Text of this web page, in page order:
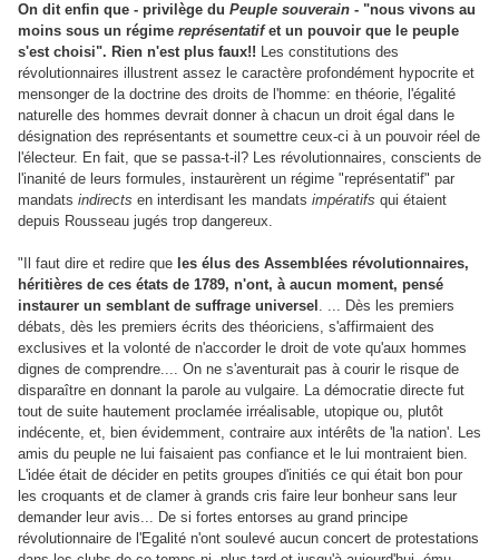
On dit enfin que - privilège du Peuple souverain - "nous vivons au
moins sous un régime représentatifet un pouvoir que le peuple
s'est choisi". Rien n'est plus faux!! Les constitutions des
révolutionnaires illustrent assez le caractère profondément hypocrite et
mensonger de la doctrine des droits de l'homme: en théorie, l'égalité
naturelle des hommes devrait donner à chacun un droit égal dans le
désignation des représentants et soumettre ceux-ci à un pouvoir réel de
l'électeur. En fait, que se passa-t-il? Les révolutionnaires, conscients de
l'inanité de leurs formules, instaurèrent un régime "représentatif" par
mandats indirects en interdisant les mandats impératifs qui étaient
depuis Rousseau jugés trop dangereux.
"Il faut dire et redire que les élus des Assemblées révolutionnaires,
héritières de ces états de 1789, n'ont, à aucun moment, pensé
instaurer un semblant de suffrage universel . ... Dès les premiers
débats, dès les premiers écrits des théoriciens, s'affirmaient des
exclusives et la volonté de n'accorder le droit de vote qu'aux hommes
dignes de comprendre.... On ne s'aventurait pas à courir le risque de
disparaître en donnant la parole au vulgaire. La démocratie directe fut
tout de suite hautement proclamée irréalisable, utopique ou, plutôt
indécente, et, bien évidemment, contraire aux intérêts de 'la nation'. Les
amis du peuple ne lui faisaient pas confiance et le lui montraient bien.
L'idée était de décider en petits groupes d'initiés ce qui était bon pour
les croquants et de clamer à grands cris faire leur bonheur sans leur
demander leur avis... De si fortes entorses au grand principe
révolutionnaire de l'Egalité n'ont soulevé aucun concert de protestations